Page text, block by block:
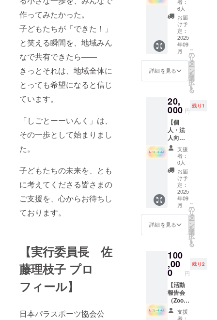
作ってみたかった。
子どもたちが「できた！」
と笑える瞬間を、地域みん
なで共有できたら——
きっとそれは、地域全体に
とっても希望になると信じ
ています。
「しごとーーいんく」は、
その一歩として始まりまし
た。
子どもたちの未来を、とも
に考えてくださる皆さまの
ご支援を、心からお待ちし
ております。
【実行委員長 佐
藤理枝子 プロ
フィール】
日本パラスポーツ協会公
県秋田
市上北
手荒巻
堺切２
４−２
） ・支
援者様
の交通
費や滞
通費や
滞在費
は各自
でご負
担くだ
さい。
・支援
者様と
の連絡
方法：
詳細は
メール
で連絡
しま
す。
時に法
人のロ
ゴ又は
名称を
掲載い
たしま
す。 掲
載期
間：
2025年
9月14日
イベン
ト本番
時 掲載
方法：
文字の
み、ロ
ゴ／バ
ナーの
掲載は
不可 注
意事
項：支
援時、
必ず備
考欄に
掲載を
希望さ
くださ
い。
6人
お届
け予
定：
2025
年09
月
詳細を見る
こ
の
リ
タ
ー
ン
を
選
択
す
る
20,
000 円
残り1
【個
人・法
人向けe
スポー
ツスポ
サー】
しご
とーー
いんく
のeス
ポーツ
ブース
のスポ
ンサー
です。
ツブー
スのス
ポン
サーと
して、
個人の
氏名又
は法人
の名称
支援
者：
0人
お届
け予
定：
2025
年09
月
詳細を見る
こ
の
リ
タ
ー
ン
を
選
択
す
る
100
,00
0 円
残り2
【活動
報告会
（Zoom
）招待
コー支援
者：